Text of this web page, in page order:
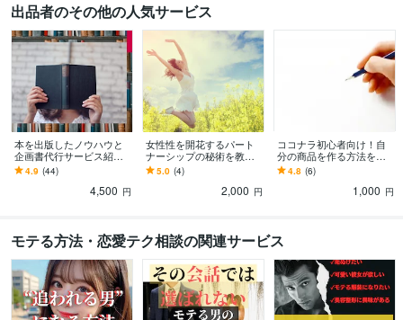
出品者のその他の人気サービス
本を出版したノウハウと
企画書代行サービス紹介
します 本を商業出版した
い方、書店に並ぶ本のノ
ウハウを知りたい方！
4.9 (44)
4,500 円
女性性を開花するパート
ナーシップの秘術を教え
ます 4万文字の愛らしいイ
ラスト付きの美しいPDF
をお渡しします。
5.0 (4)
2,000 円
ココナラ初心者向け！自
分の商品を作る方法を教
えます 売れる商品を作っ
てパートに行かなくても
在宅でお仕事ができる！
4.8 (6)
1,000 円
モテる方法・恋愛テク相談の関連サービス